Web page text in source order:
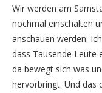
Wir werden am
nochmal einschalten
anschauen werden.
dass Tausende Leute
da bewegt sich was
hervorbringt. Und das